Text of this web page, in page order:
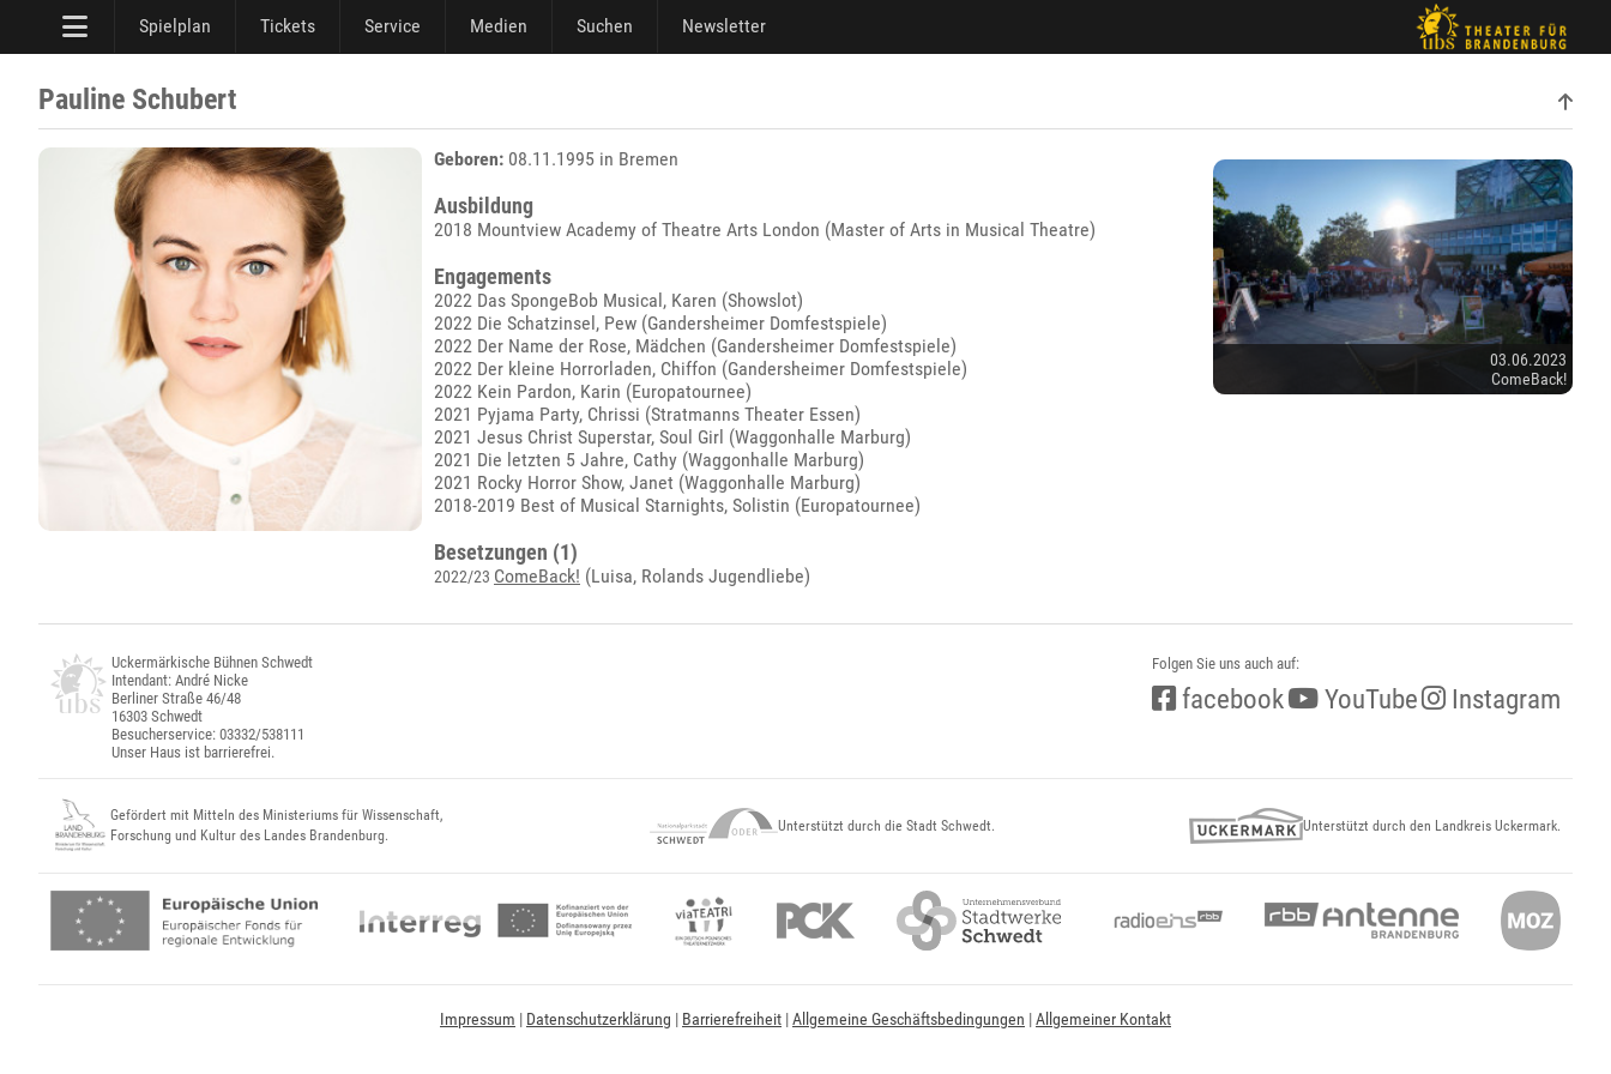
Spielplan Tickets Service Medien Suchen Newsletter
Pauline Schubert
Geboren: 08.11.1995 in Bremen
Ausbildung
2018 Mountview Academy of Theatre Arts London (Master of Arts in Musical Theatre)
Engagements
2022 Das SpongeBob Musical, Karen (Showslot)
2022 Die Schatzinsel, Pew (Gandersheimer Domfestspiele)
2022 Der Name der Rose, Mädchen (Gandersheimer Domfestspiele)
2022 Der kleine Horrorladen, Chiffon (Gandersheimer Domfestspiele)
2022 Kein Pardon, Karin (Europatournee)
2021 Pyjama Party, Chrissi (Stratmanns Theater Essen)
2021 Jesus Christ Superstar, Soul Girl (Waggonhalle Marburg)
2021 Die letzten 5 Jahre, Cathy (Waggonhalle Marburg)
2021 Rocky Horror Show, Janet (Waggonhalle Marburg)
2018-2019 Best of Musical Starnights, Solistin (Europatournee)
Besetzungen (1)
2022/23 ComeBack! (Luisa, Rolands Jugendliebe)
03.06.2023
ComeBack!
Uckermärkische Bühnen Schwedt
Intendant: André Nicke
Berliner Straße 46/48
16303 Schwedt
Besucherservice: 03332/538111
Unser Haus ist barrierefrei.
Folgen Sie uns auch auf:
facebook YouTube Instagram
Gefördert mit Mitteln des Ministeriums für Wissenschaft,
Forschung und Kultur des Landes Brandenburg.
Unterstützt durch die Stadt Schwedt. Unterstützt durch den Landkreis Uckermark.
Impressum | Datenschutzerklärung | Barrierefreiheit |Allgemeine Geschäftsbedingungen |Allgemeiner Kontakt